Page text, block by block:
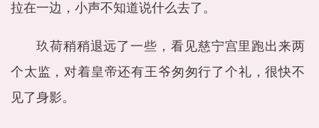
拉在一边，小声不知道说什么去了。
玖荷稍稍退远了一些，看见慈宁宫里跑出来两
个太监，对着皇帝还有王爷匆匆行了个礼，很快不
见了身影。